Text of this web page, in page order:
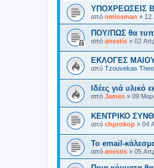
ΥΠΟΧΡΕΩΣΕΙΣ
από omissman » 12
ΠΟΥ/ΠΩΣ θα
από anestis » 02
ΕΚΛΟΓΕΣ
από Tzouvekas
Ιδέες γιά υλικό
από James » 09 Μαρ
ΚΕΝΤΡΙΚΟ
από chprokop » 04
Το email-
από anestis » 05